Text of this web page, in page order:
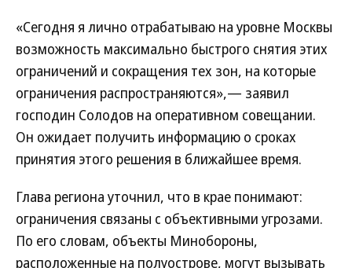
«Сегодня я лично отрабатываю на уровне Москвы
возможность максимально быстрого снятия этих
ограничений и сокращения тех зон, на которые
ограничения распространяются»,— заявил
господин Солодов на оперативном совещании.
Он ожидает получить информацию о сроках
принятия этого решения в ближайшее время.
Глава региона уточнил, что в крае понимают:
ограничения связаны с объективными угрозами.
По его словам, объекты Минобороны,
расположенные на полуострове, могут вызывать